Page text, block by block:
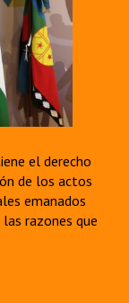
el derecho
de los actos
emanados
razones que